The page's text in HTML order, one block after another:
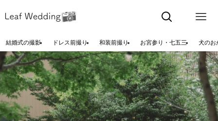
結婚式の撮影 ドレス前撮り 和装前撮り お宮参り・七五三 犬のお